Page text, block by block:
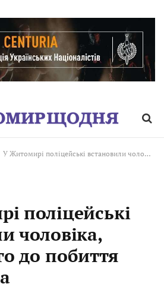
У Житомирі поліцейські встановили чоловіка, причетного до побиття пенсіонера
поліцейські
чоловіка,
до побиття